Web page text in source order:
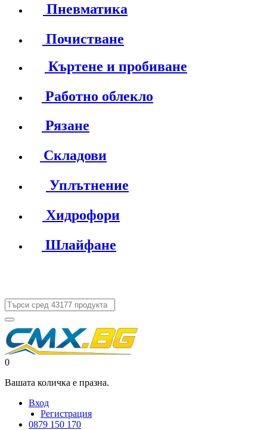
Пневматика
Почистване
Къртене и пробиване
Работно облекло
Рязане
Складови
Уплътнение
Хидрофори
Шлайфане
0
Вашата количка е празна.
Вход
Регистрация
0879 150 170